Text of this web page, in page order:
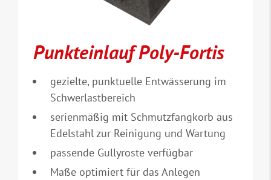
Punkteinlauf Poly-Fortis
gezielte, punktuelle Entwässerung im
Schwerlastbereich
serienmäßig mit Schmutzfangkorb aus
Edelstahl zur Reinigung und Wartung
passende Gullyroste verfügbar
Maße optimiert für das Anlegen